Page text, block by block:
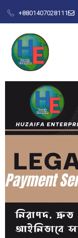
+8801407028111